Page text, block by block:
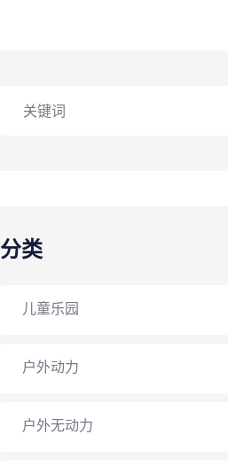
分类
儿童乐园
户外动力
户外无动力